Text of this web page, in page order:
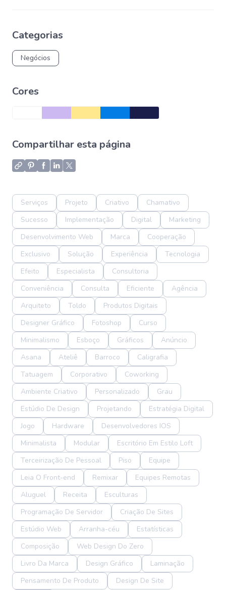
Categorias
Negócios
Cores
Compartilhar esta página
Serviços Projeto Criativo
Chamativo
Sucesso
Implementação Digital
Marketing
Desenvolvimento Web
Marca
Cooperação
Exclusivo
Solução Experiência
Tecnologia
Efeito
Especialista
Consultoria
Conveniência
Consulta Eficiente
Agência
Arquiteto
Toldo
Produtos Digitais
Designer Gráfico
Fotoshop
Curso
Minimalismo
Esboço Gráficos
Anúncio
Asana
Ateliê Barroco
Caligrafia
Tatuagem
Corporativo
Coworking
Ambiente Criativo
Personalizado
Grau
Estúdio De Design
Projetando
Estratégia Digital
Jogo
Hardware
Desenvolvedores IOS
Minimalista
Modular
Escritório Em Estilo Loft
Terceirização De Pessoal
Piso
Equipe
Leia O Front-end
Remixar
Equipes Remotas
Aluguel
Receita
Esculturas
Programação De Servidor
Criação De Sites
Estúdio Web
Arranha-céu
Estatísticas
Composição
Web Design Do Zero
Livro Da Marca
Design Gráfico
Laminação
Pensamento De Produto
Design De Site